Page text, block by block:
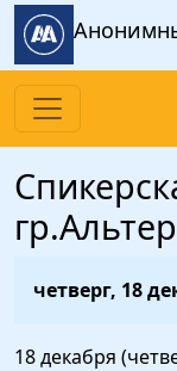
Перейти к
четверг, 18
18 декабря